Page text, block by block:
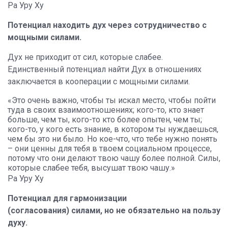
Ра Уру Ху
Потенциал находить дух через сотрудничество с
мощными силами.
Дух не приходит от сил, которые слабее.
Единственный потенциал найти Дух в отношениях
заключается в кооперации с мощными силами.
«Это очень важно, чтобы ты искал место, чтобы пойти
туда в своих взаимоотношениях; кого-то, кто знает
больше, чем ты, кого-то кто более опытен, чем ты;
кого-то, у кого есть знание, в котором ты нуждаешься,
чем бы это ни было. Но кое-что, что тебе нужно понять
– они ценны для тебя в твоем социальном процессе,
потому что они делают твою чашу более полной. Силы,
которые слабее тебя, высушат твою чашу.»
Ра Уру Ху
Потенциал для гармонизации
(согласования) силами, но не обязательно на пользу
духу.